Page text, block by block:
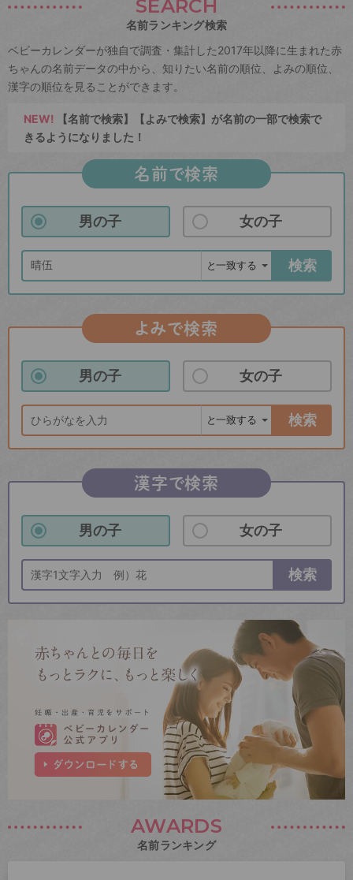
SEARCH
名前ランキング検索
ベビーカレンダーが独自で調査・集計した2017年以降に生まれた赤
ちゃんの名前データの中から、知りたい名前の順位、よみの順位、
漢字の順位を見ることができます。
NEW! 【名前で検索】【よみで検索】が名前の一部で検索で
きるようになりました！
名前で検索
男の子 女の子
検索
よみで検索
男の子 女の子
検索
漢字で検索
男の子 女の子
検索
AWARDS
名前ランキング